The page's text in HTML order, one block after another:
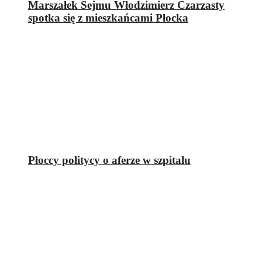
Marszałek Sejmu Włodzimierz Czarzasty
spotka się z mieszkańcami Płocka
Płoccy politycy o aferze w szpitalu